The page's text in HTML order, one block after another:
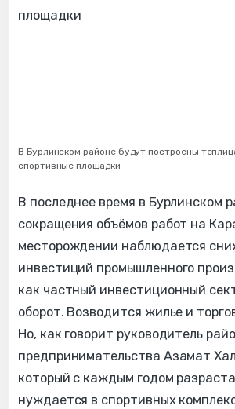
В Бурлинском районе будут построены
спортивные площадки
В последнее время в Бурлинском
сокращения объёмов работ на
месторождении наблюдается
инвестиций промышленного
как частный инвестиционный
оборот. Возводится жилье и
Но, как говорит руководитель
предпринимательства Азамат
который с каждым годом
нуждается в спортивных